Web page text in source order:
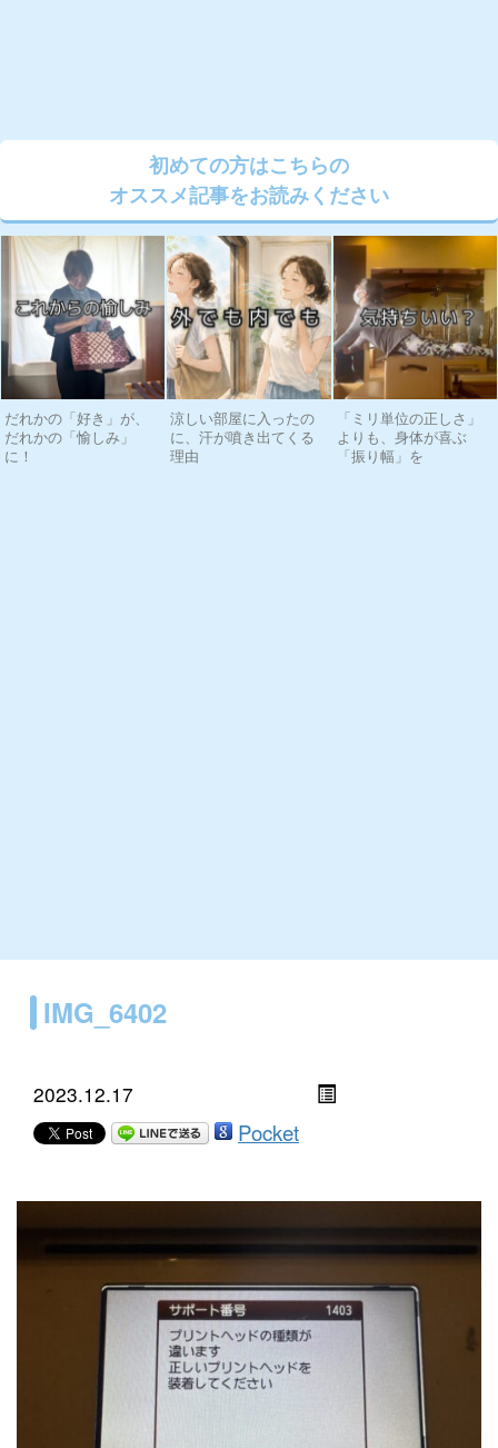
初めての方はこちらの
オススメ記事をお読みください
だれかの「好き」が、
だれかの「愉しみ」
に！
涼しい部屋に入ったの
に、汗が噴き出てくる
理由
「ミリ単位の正しさ」
よりも、身体が喜ぶ
「振り幅」を
IMG_6402
2023.12.17
Pocket